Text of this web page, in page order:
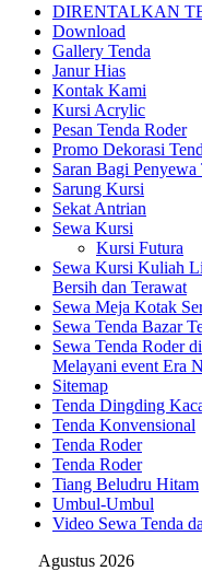
DIRENTALKAN
Download
Gallery Tenda
Janur Hias
Kontak Kami
Kursi Acrylic
Pesan Tenda Roder
Promo Dekorasi
Saran Bagi Penyewa
Sarung Kursi
Sekat Antrian
Sewa Kursi
Kursi Futura
Sewa Kursi Kuliah
Bersih dan Terawat
Sewa Meja Kotak
Sewa Tenda Bazar
Sewa Tenda Roder
Melayani event Era
Sitemap
Tenda Dingding
Tenda Konvensional
Tenda Roder
Tenda Roder
Tiang Beludru Hitam
Umbul-Umbul
Video Sewa Tenda
Agustus 2026